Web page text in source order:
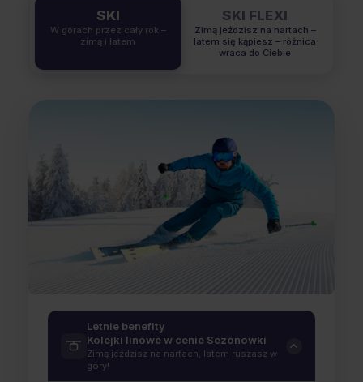
SKI
W górach przez cały rok –
zimą i latem
SKI FLEXI
Zimą jeździsz na nartach –
latem się kąpiesz – różnica
wraca do Ciebie
Gopass SKI Sezonówka
W GÓRACH PRZEZ CAŁY ROK – ZIMĄ I LATEM
Ważna od dnia zakupu.
Letnie benefity
Kolejki linowe w cenie Sezonówki
Zimą jeździsz na nartach, latem ruszasz w
góry!